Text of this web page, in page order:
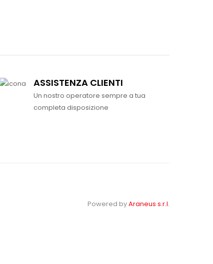
ASSISTENZA CLIENTI
Un nostro operatore sempre a tua
completa disposizione
Powered byAraneus s.r.l.